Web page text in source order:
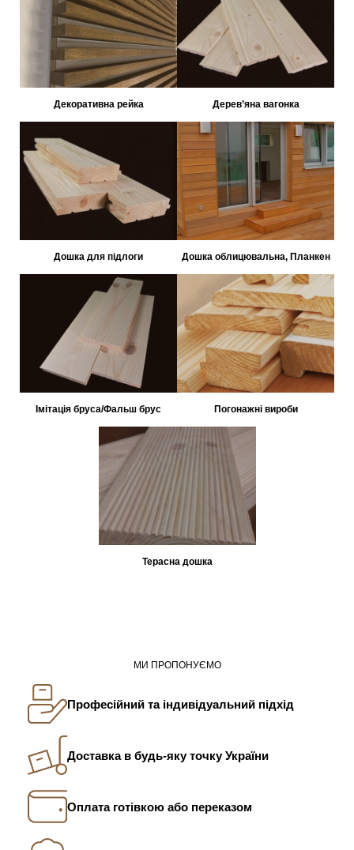
Декоративна рейка Дерев’яна вагонка
Дошка для підлоги Дошка облицювальна, Планкен
Імітація бруса/Фальш брус Погонажні вироби
Терасна дошка
МИ ПРОПОНУЄМО
Професійний та індивідуальний підхід
Доставка в будь-яку точку України
Оплата готівкою або переказом